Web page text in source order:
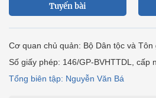
Tuyến bài
Cơ quan chủ quản: Bộ Dân tộc và Tôn
Số giấy phép: 146/GP-BVHTTDL, cấp
Tổng biên tập: Nguyễn Văn Bá